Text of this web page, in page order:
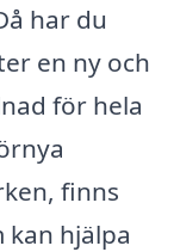
har du
en ny och
för hela
finns
hjälpa